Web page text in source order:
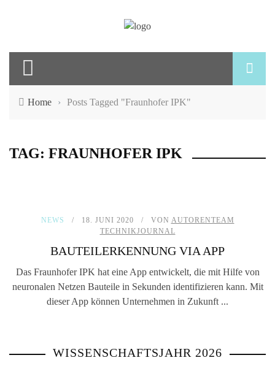
Home › Posts Tagged "Fraunhofer IPK"
TAG: FRAUNHOFER IPK
NEWS 18. JUNI 2020 VON AUTORENTEAM
TECHNIKJOURNAL
BAUTEILERKENNUNG VIA APP
Das Fraunhofer IPK hat eine App entwickelt, die mit Hilfe von
neuronalen Netzen Bauteile in Sekunden identifizieren kann. Mit
dieser App können Unternehmen in Zukunft ...
WISSENSCHAFTSJAHR 2026